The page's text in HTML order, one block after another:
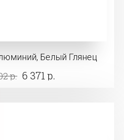
Белый Глянец
р. 6 371 р.